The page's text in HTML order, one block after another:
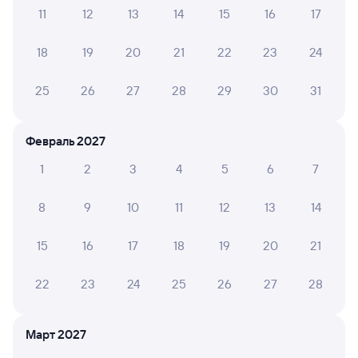
Узнайте актуальное расписание пассажирских поездов
актуальное расписание движения поездов в 2026 году.
Про расписание Шумиха — Томск-1
Между городами ходит 0 поездов.
Билеты РЖД
Способы оплаты
Правила работы сервиса
А ещё здесь можно найти
11 12 13 14 15 16 17
18 19 20 21 22 23 24
25 26 27 28 29 30 31
Февраль 2027
1
2 3 4 5 6 7
8 9 10 11 12 13 14
15 16 17 18 19 20 21
22 23 24 25 26 27 28
Март 2027